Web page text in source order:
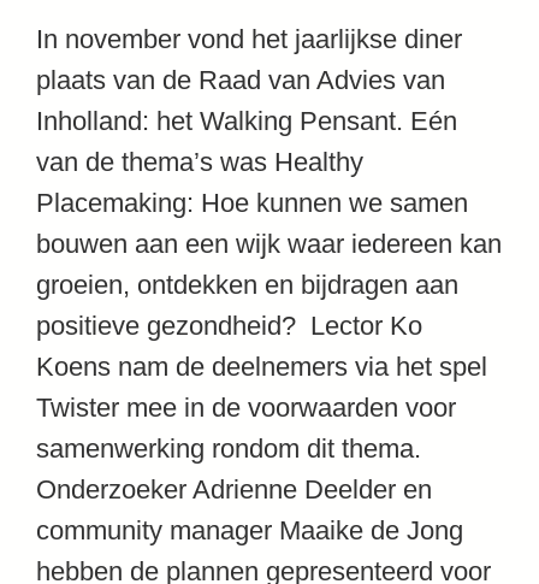
In november vond het jaarlijkse diner
plaats van de Raad van Advies van
Inholland: het Walking Pensant. Eén
van de thema’s was Healthy
Placemaking: Hoe kunnen we samen
bouwen aan een wijk waar iedereen kan
groeien, ontdekken en bijdragen aan
positieve gezondheid? Lector Ko
Koens nam de deelnemers via het spel
Twister mee in de voorwaarden voor
samenwerking rondom dit thema.
Onderzoeker Adrienne Deelder en
community manager Maaike de Jong
hebben de plannen gepresenteerd voor